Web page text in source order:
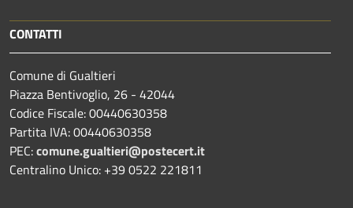
CONTATTI
Comune di Gualtieri
Piazza Bentivoglio, 26 - 42044
Codice Fiscale: 00440630358
Partita IVA: 00440630358
PEC:comune.gualtieri@postecert.it
Centralino Unico: +39 0522 221811